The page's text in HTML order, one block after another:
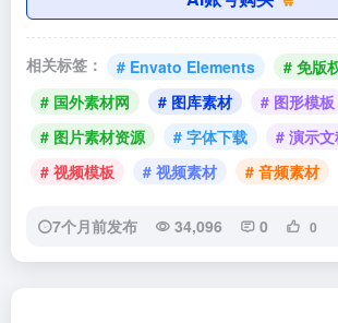
相关标签： # Envato Elements
# 免版
# 国外素材网
# 图库素材
# 图形模板
# 图片素材资源
# 字体下载
# 演示
# 视频模板
# 视频素材 # 音频素材
7个月前发布 34,096 0 0